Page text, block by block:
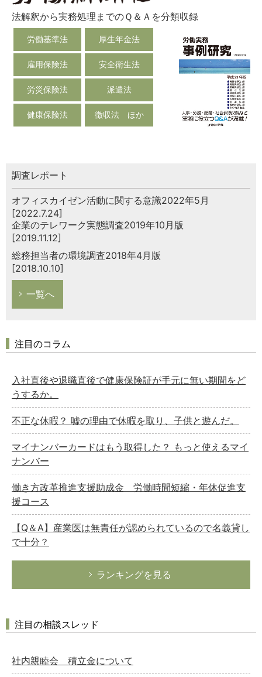
法解釈から実務処理までのＱ＆Ａを分類収録
労働基準法 厚生年金法
雇用保険法 安全衛生法
労災保険法 派遣法
健康保険法 徴収法 ほか
調査レポート
オフィスカイゼン活動に関する意識2022年5月
[2022.7.24]
企業のテレワーク実態調査2019年10月版
[2019.11.12]
総務担当者の環境調査2018年4月版
[2018.10.10]
一覧へ
注目のコラム
入社直後や退職直後で健康保険証が手元に無い期間をど
うするか。
不正な休暇？ 嘘の理由で休暇を取り、子供と遊んだ。
マイナンバーカードはもう取得した？ もっと使えるマイ
ナンバー
働き方改革推進支援助成金 労働時間短縮・年休促進支
援コース
【Q＆A】産業医は無責任が認められているので名義貸し
で十分？
ランキングを見る
注目の相談スレッド
社内親睦会 積立金について